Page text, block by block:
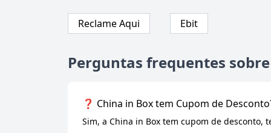
Reclame Aqui Ebit
Perguntas frequentes
❓ China in Box tem Cupom de
Sim, a China in Box tem cupom de desconto,